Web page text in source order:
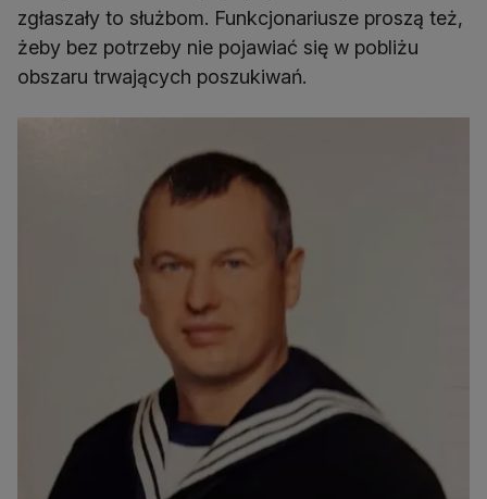
zgłaszały to służbom. Funkcjonariusze proszą też,
żeby bez potrzeby nie pojawiać się w pobliżu
obszaru trwających poszukiwań.